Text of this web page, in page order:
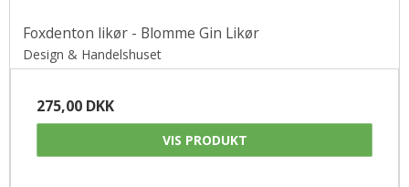
Foxdenton likør - Blomme Gin Likør
Design & Handelshuset
275,00 DKK
VIS PRODUKT